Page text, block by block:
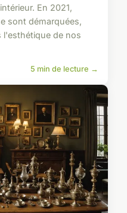
En 2021,
sont démarquées,
de nos
5 min de lecture →